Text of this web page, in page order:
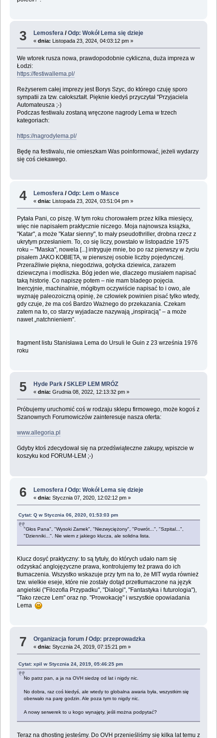
3 Lemosfera /Odp: Wokół Lema się dzieje
«dnia: Listopada 23, 2024, 04:03:12 pm »
We wtorek rusza nowa, prawdopodobnie cykliczna, duża impreza w
Łodzi:
https://festiwallema.pl/
Reżyserem całej imprezy jest Borys Szyc, do którego czuję sporo
sympatii za tzw. całokształt. Pięknie kiedyś przyczytał "Przyjaciela
Automateusza ;-)
Podczas festiwalu zostaną wręczone nagrody Lema w trzech
kategoriach:
https://nagrodylema.pl/
Będę na festiwalu, nie omieszkam Was poinformować, jeżeli wydarzy
się coś ciekawego.
4 Lemosfera /Odp: Lem o Masce
«dnia: Listopada 23, 2024, 03:51:04 pm »
Pytała Pani, co piszę. W tym roku chorowałem przez kilka miesięcy,
więc nie napisałem praktycznie niczego. Moja najnowsza książka,
"Katar", a może "Katar sienny", to mały pseudothriller, drobna rzecz z
ukrytym przesłaniem. To, co się liczy, powstało w listopadzie 1975
roku – "Maska", nowela [...] intryguje mnie, bo po raz pierwszy w życiu
pisałem JAKO KOBIETA, w pierwszej osobie liczby pojedynczej.
Przeraźliwie piękna, niegodziwa, gotycka dziewica, zarazem
dziewczyna i modliszka. Bóg jeden wie, dlaczego musiałem napisać
taką historię. Co napiszę potem – nie mam bladego pojęcia.
Inercyjnie, machinalnie, mógłbym oczywiście napisać to i owo, ale
wyznaję paleozoiczną opinię, że człowiek powinien pisać tylko wtedy,
gdy czuje, że ma coś Bardzo Ważnego do przekazania. Czekam
zatem na to, co starzy wyjadacze nazywają „inspiracją” – a może
nawet „natchnieniem”.
fragment listu Stanisława Lema do Ursuli le Guin z 23 września 1976
roku
5 Hyde Park /SKLEP LEM MRÓZ
«dnia: Grudnia 08, 2022, 12:13:32 pm »
Próbujemy uruchomić coś w rodzaju sklepu firmowego, może kogoś z
Szanownych Forumowiczów zainteresuje nasza oferta:
www.allegoria.pl
Gdyby ktoś zdecydował się na przedświąteczne zakupy, wpiszcie w
koszyku kod FORUM-LEM ;-)
6 Lemosfera /Odp: Wokół Lema się dzieje
«dnia: Stycznia 07, 2020, 12:02:12 pm »
Cytat: Q w Stycznia 06, 2020, 01:53:03 pm
"Głos Pana", "Wysoki Zamek", "Niezwyciężony", "Powrót...", "Szpital...",
"Dzienniki...". Nie wiem z jakiego klucza, ale solidna lista.
Klucz dosyć praktyczny: to są tytuły, do których udało nam się
odzyskać anglojęzyczne prawa, kontrolujemy też prawa do ich
tłumaczenia. Wszystko wskazuje przy tym na to, że MIT wyda również
tzw. wielkie eseje, które nie zostały dotąd przetłumaczone na język
angielski ("Filozofia Przypadku", "Dialogi", "Fantastyka i futurologia"),
"Tako rzecze Lem" oraz np. "Prowokację" i wszystkie opowiadania
Lema
7 Organizacja forum /Odp: przeprowadzka
«dnia: Stycznia 24, 2019, 07:15:21 pm »
Cytat: xpil w Stycznia 24, 2019, 05:46:25 pm
No patrz pan, a ja na OVH siedzę od lat i nigdy nic.
No dobra, raz coś kiedyś, ale wtedy to globalna awaria była, wszystkim się
oberwało na parę godzin. Ale poza tym to nigdy nic.
A nowy serwerek to u kogo wynajęty, jeśli można podpytać?
Teraz na dhosting jesteśmy. Do OVH przenieśliśmy się kilka lat temu z